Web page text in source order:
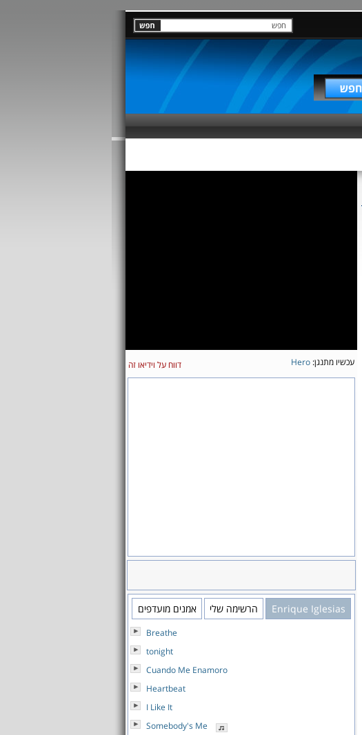
עכשיו מתנגן: Hero דווח על וידיאו זה
Enrique Iglesias הרשימה שלי אמנים מועדפים
Breathe
tonight
Cuando Me Enamoro
Heartbeat
I Like It
Somebody's Me